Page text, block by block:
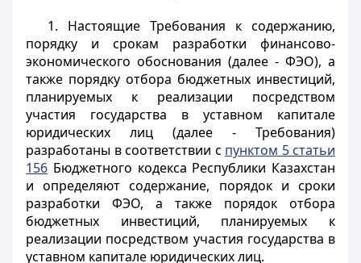
1. Настоящие Требования к содержанию,
порядку и срокам разработки финансово-
экономического обоснования (далее - ФЭО), а
также порядку отбора бюджетных инвестиций,
планируемых к реализации посредством
участия государства в уставном капитале
юридических лиц (далее - Требования)
разработаны в соответствии с пунктом 5 статьи
156 Бюджетного кодекса Республики Казахстан
и определяют содержание, порядок и сроки
разработки ФЭО, а также порядок отбора
бюджетных инвестиций, планируемых к
реализации посредством участия государства в
уставном капитале юридических лиц.